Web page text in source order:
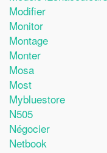
Modifier
Monitor
Montage
Monter
Mosa
Most
Mybluestore
N505
Négocier
Netbook